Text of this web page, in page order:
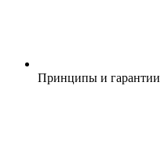
Принципы и гарантии